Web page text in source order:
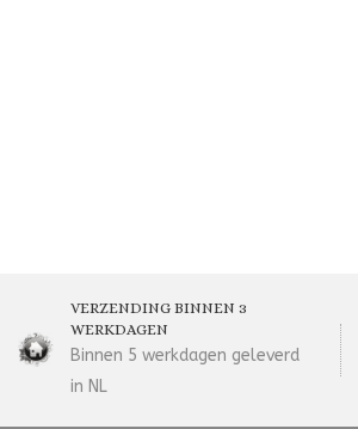
VERZENDING BINNEN 3
WERKDAGEN
Binnen 5 werkdagen geleverd
in NL